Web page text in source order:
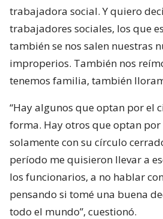
trabajadora social. Y quiero
trabajadores sociales, los que
también se nos salen nuestras
improperios. También nos
tenemos familia, también
“Hay algunos que optan por el
forma. Hay otros que optan por
solamente con su círculo
período me quisieron llevar a
los funcionarios, a no hablar
pensando si tomé una buena
todo el mundo”, cuestionó.